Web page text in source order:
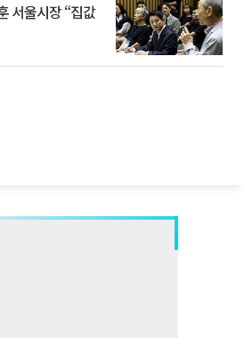
서울시장 “집값